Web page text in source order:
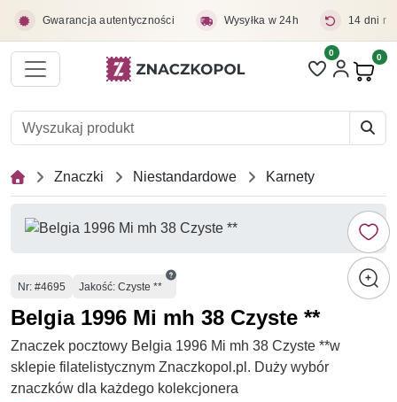
Gwarancja autentyczności Wysyłka w 24h 14 dni
Liczba pozycji
0 0
Znaczki Niestandardowe Karnety
Numer
Nr: #4695 Jakość: Czyste **
Belgia 1996 Mi mh 38 Czyste **
Znaczek pocztowy Belgia 1996 Mi mh 38 Czyste **w
sklepie filatelistycznym Znaczkopol.pl. Duży wybór
znaczków dla każdego kolekcjonera